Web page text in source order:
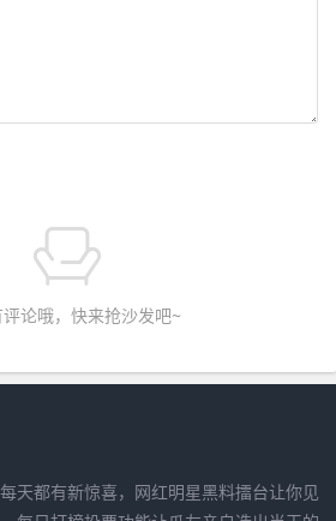
论哦，快来抢沙发吧~
天都有新惊喜，网红明星黑料擂台让你见